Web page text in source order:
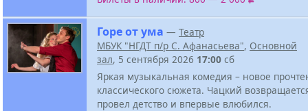
Горе от ума — Театр
МБУК "НГДТ п/р С. Афанасьева", Основной
зал, 5 сентября 2026 17:00 сб
Яркая музыкальная комедия – новое
классического сюжета. Чацкий
провел детство и впервые влюбился.